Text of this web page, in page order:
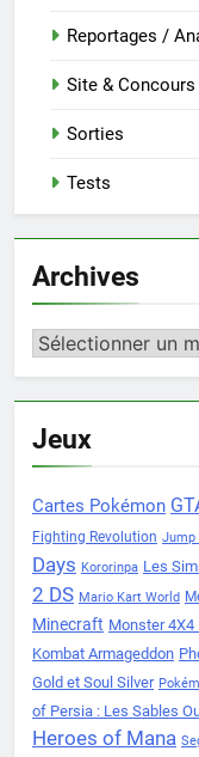
Reportages /
Site & Concours
Sorties
Tests
Archives
Archives
Jeux
Cartes Pokémon
Fighting Revolution Jump
Days Kororinpa Les
2 DS Mario Kart World
Minecraft Monster 4X4
Kombat Armageddon
Gold et Soul Silver
of Persia : Les Sables
Heroes of Mana